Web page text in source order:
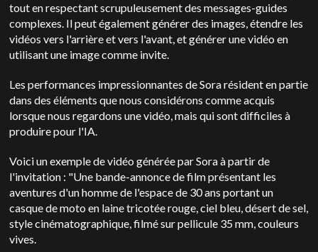
tout en respectant scrupuleusement des messages-guides
complexes. Il peut également générer des images, étendre les
vidéos vers l'arrière et vers l'avant, et générer une vidéo en
utilisant une image comme invite.
Les performances impressionnantes de Sora résident en partie
dans des éléments que nous considérons comme acquis
lorsque nous regardons une vidéo, mais qui sont difficiles à
produire pour l'IA.
Voici un exemple de vidéo générée par Sora à partir de
l'invitation : "Une bande-annonce de film présentant les
aventures d'un homme de l'espace de 30 ans portant un
casque de moto en laine tricotée rouge, ciel bleu, désert de sel,
style cinématographique, filmé sur pellicule 35 mm, couleurs
vives.